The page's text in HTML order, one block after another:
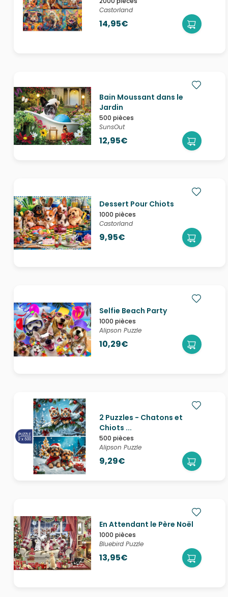
Castorland
14,95€
Bain Moussant dans le
Jardin
500 pièces
SunsOut
12,95€
Dessert Pour Chiots
1000 pièces
Castorland
9,95€
Selfie Beach Party
1000 pièces
Alipson Puzzle
10,29€
2 Puzzles - Chatons et
Chiots ...
500 pièces
Alipson Puzzle
9,29€
En Attendant le Père Noël
1000 pièces
Bluebird Puzzle
13,95€